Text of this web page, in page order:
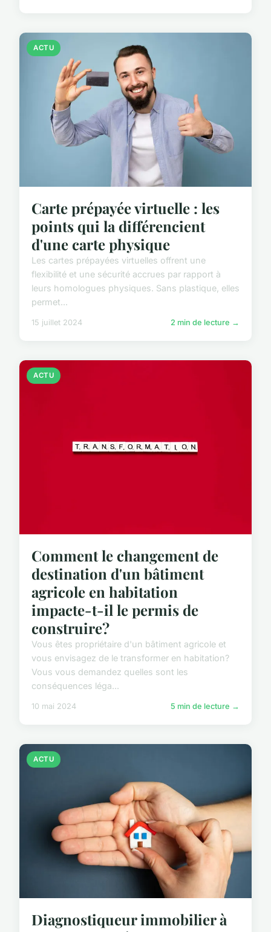
ACTU
Carte prépayée virtuelle : les
points qui la différencient
d'une carte physique
Les cartes prépayées virtuelles offrent une
flexibilité et une sécurité accrues par rapport à
leurs homologues physiques. Sans plastique, elles
permet...
15 juillet 2024 2 min de lecture →
ACTU
Comment le changement de
destination d'un bâtiment
agricole en habitation
impacte-t-il le permis de
construire?
Vous êtes propriétaire d'un bâtiment agricole et
vous envisagez de le transformer en habitation?
Vous vous demandez quelles sont les
conséquences léga...
10 mai 2024 5 min de lecture →
ACTU
Diagnostiqueur immobilier à